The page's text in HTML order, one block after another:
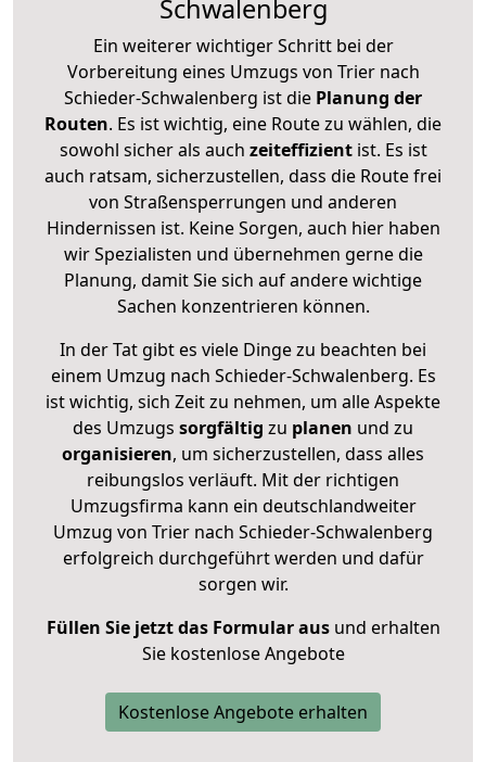
Schwalenberg
Ein weiterer wichtiger Schritt bei der
Vorbereitung eines Umzugs von Trier nach
Schieder-Schwalenberg ist die Planung der
Routen. Es ist wichtig, eine Route zu wählen, die
sowohl sicher als auch zeiteffizientist. Es ist
auch ratsam, sicherzustellen, dass die Route frei
von Straßensperrungen und anderen
Hindernissen ist. Keine Sorgen, auch hier haben
wir Spezialisten und übernehmen gerne die
Planung, damit Sie sich auf andere wichtige
Sachen konzentrieren können.
In der Tat gibt es viele Dinge zu beachten bei
einem Umzug nach Schieder-Schwalenberg. Es
ist wichtig, sich Zeit zu nehmen, um alle Aspekte
des Umzugs sorgfältig zu planen und zu
organisieren, um sicherzustellen, dass alles
reibungslos verläuft. Mit der richtigen
Umzugsfirma kann ein deutschlandweiter
Umzug von Trier nach Schieder-Schwalenberg
erfolgreich durchgeführt werden und dafür
sorgen wir.
Füllen Sie jetzt das Formular ausund erhalten
Sie kostenlose Angebote
Kostenlose Angebote erhalten